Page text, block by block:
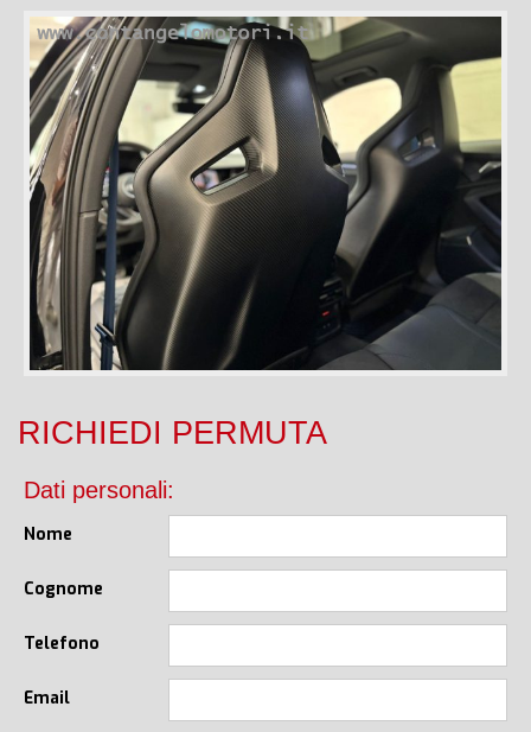
RICHIEDI PERMUTA
Dati personali:
Nome
Cognome
Telefono
Email